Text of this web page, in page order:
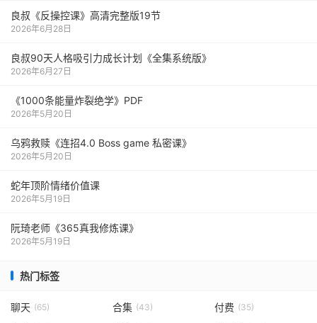
良叔《反操控课》高清完整版19节
2026年6月28日
良叔90天人格吸引力成长计划《全集系统版》
2026年6月27日
《1000‮能条‬‎量‮裂炸‬‎绝学》PDF
2026年5月20日
乌鸦救赎《连招4.0 Boss game 私密课》
2026年5月20日
蛇年顶阶情绪价值课
2026年5月19日
阮琦老师《365真我修炼课》
2026年5月19日
热门标签
聊天 (65) 合集 (43) 付费 (35)